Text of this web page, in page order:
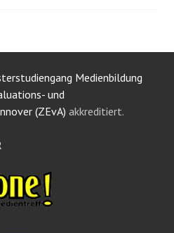
Medienbildung
und
(ZEvA) akkreditiert.